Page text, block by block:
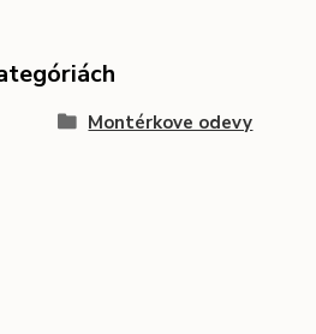
Montérkove odevy